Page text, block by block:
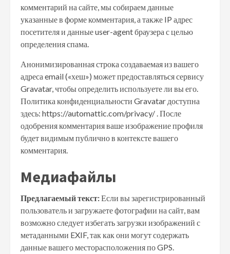
комментарий на сайте, мы собираем данные
указанные в форме комментария, а также IP адрес
посетителя и данные user-agent браузера с целью
определения спама.
Анонимизированная строка создаваемая из вашего
адреса email («хеш») может предоставляться сервису
Gravatar, чтобы определить используете ли вы его.
Политика конфиденциальности Gravatar доступна
здесь: https://automattic.com/privacy/ . После
одобрения комментария ваше изображение профиля
будет видимым публично в контексте вашего
комментария.
Медиафайлы
Предлагаемый текст:Если вы зарегистрированный
пользователь и загружаете фотографии на сайт, вам
возможно следует избегать загрузки изображений с
метаданными EXIF, так как они могут содержать
данные вашего месторасположения по GPS.